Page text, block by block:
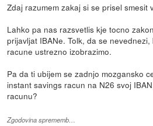
Zdaj razumem zakaj si se prisel smesit
Lahko pa nas razsvetlis kje tocno
prijavljat IBANe. Tolk, da se
racune ustrezno izobrazimo.
Pa da ti ubijem se zadnjo mozgansko
instant savings racun na N26 svoj
racunu?
Zgodovina sprememb…